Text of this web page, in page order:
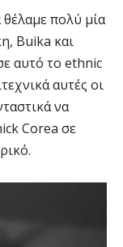
πολύ μία
Buika και
αυτό το ethnic
αυτές οι
να
Corea σε